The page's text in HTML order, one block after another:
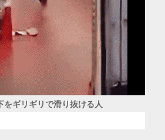
をギリギリで滑り抜ける人